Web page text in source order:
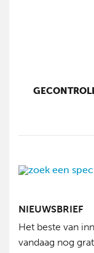
NIEUWSBRIEF
Het beste van
vandaag nog